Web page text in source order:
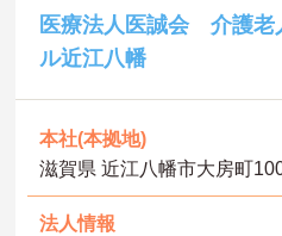
医療法人医誠会 介護
ル近江八幡
本社(本拠地)
滋賀県 近江八幡市大房町
法人情報